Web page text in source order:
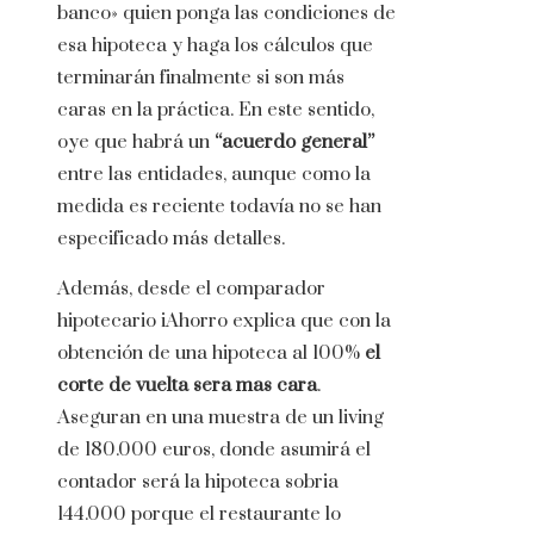
banco» quien ponga las condiciones de
esa hipoteca y haga los cálculos que
terminarán finalmente si son más
caras en la práctica. En este sentido,
oye que habrá un “acuerdo general”
entre las entidades, aunque como la
medida es reciente todavía no se han
especificado más detalles.
Además, desde el comparador
hipotecario iAhorro explica que con la
obtención de una hipoteca al 100% el
corte de vuelta sera mas cara.
Aseguran en una muestra de un living
de 180.000 euros, donde asumirá el
contador será la hipoteca sobria
144.000 porque el restaurante lo